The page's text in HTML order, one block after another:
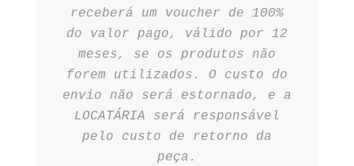
receberá um voucher de 100%
do valor pago, válido por 12
meses, se os produtos não
forem utilizados. O custo do
envio não será estornado, e a
LOCATÁRIA será responsável
pelo custo de retorno da
peça.